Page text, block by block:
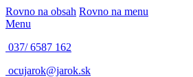
Rovno na obsah Rovno na menu
Menu
037/ 6587 162
ocujarok@jarok.sk